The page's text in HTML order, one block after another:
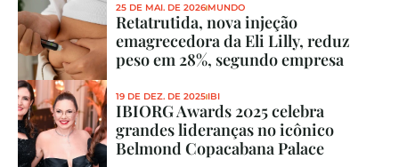
25 DE MAI. DE 2026 MUNDO
Retatrutida, nova injeção
emagrecedora da Eli Lilly, reduz
peso em 28%, segundo empresa
19 DE DEZ. DE 2025 IBI
IBIORG Awards 2025 celebra
grandes lideranças no icônico
Belmond Copacabana Palace